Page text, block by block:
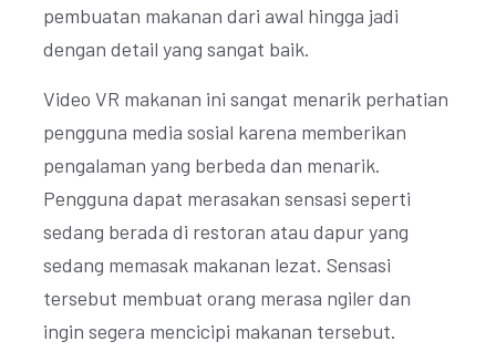
pembuatan makanan dari awal hingga jadi
dengan detail yang sangat baik.
Video VR makanan ini sangat menarik perhatian
pengguna media sosial karena memberikan
pengalaman yang berbeda dan menarik.
Pengguna dapat merasakan sensasi seperti
sedang berada di restoran atau dapur yang
sedang memasak makanan lezat. Sensasi
tersebut membuat orang merasa ngiler dan
ingin segera mencicipi makanan tersebut.